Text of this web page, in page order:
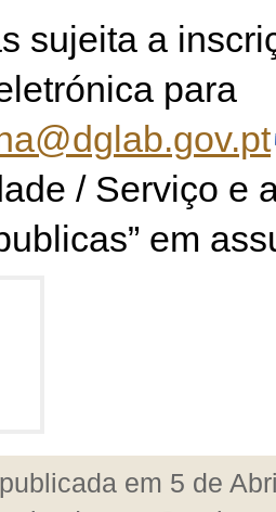
sujeita a
para
/ Serviço e
em
em 5 de